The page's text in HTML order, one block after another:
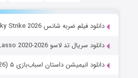
دانلود فیلم ضربه شانس Lucky Strike 2026
دانلود سریال تد لاسو Ted Lasso 2020-2026
دانلود انیمیشن داستان اسباب‌بازی ۵ Toy Story 5 (2026)